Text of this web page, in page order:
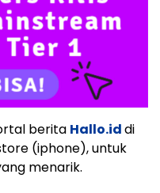
berita Hallo.iddi
(iphone), untuk
menarik.